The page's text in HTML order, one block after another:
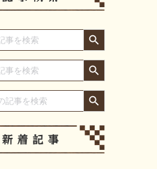
Search Button
Search Button
Search Button